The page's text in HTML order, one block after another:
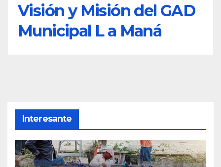
Visión y Misión del GAD
Municipal L a Maná
Interesante